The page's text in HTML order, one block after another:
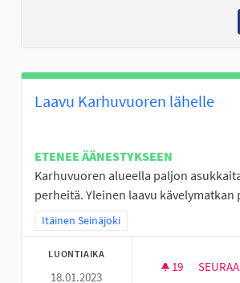
Laavu Karhuvuoren lähelle
ETENEE ÄÄNESTYKSEEN
Karhuvuoren alueella paljon
perheitä. Yleinen laavu kävelymatkan
Rajaa tulokset teeman mukaan: Itäinen
Itäinen Seinäjoki
LUONTIAIKA
18.01.2023
19 19
SEURAA